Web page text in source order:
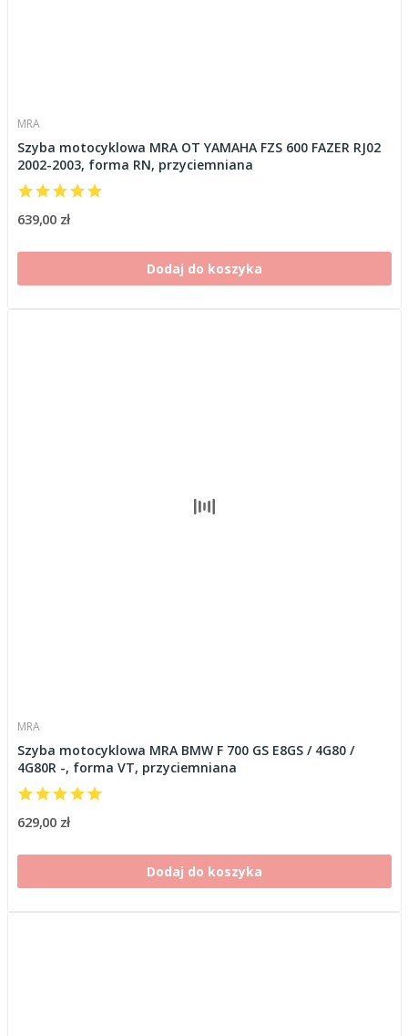
MRA
Szyba motocyklowa MRA OT YAMAHA FZS 600 FAZER RJ02
2002-2003, forma RN, przyciemniana
639,00 zł
Dodaj do koszyka
MRA
Szyba motocyklowa MRA BMW F 700 GS E8GS / 4G80 /
4G80R -, forma VT, przyciemniana
629,00 zł
Dodaj do koszyka